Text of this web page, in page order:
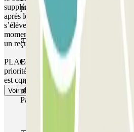
supplémentaire vous sera facturé, que
après les heures indiquées dans votre
s’élèvera en fonction des tarifs locaux
moment-là. Dans ces cas, à la fin de
un reçu pour le temps supplémentaire.
PLACE NON GARANTIE DANS CE
priorité d'entrée, vous devrez faire la
est complet.
Voir plus
parking qu'une seule fois
Forfait de stationnement multiple
Pendant votre séjour, vous pouvez
réseau de parkings de cet opérateur
Parclick.